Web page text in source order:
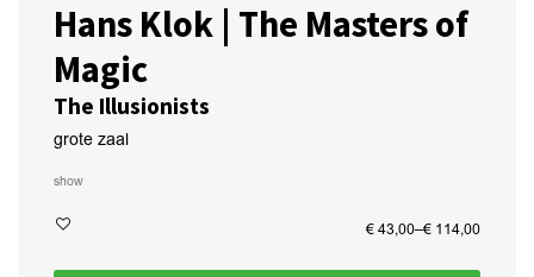
Hans Klok | The Masters of
Magic
The Illusionists
grote zaal
show
€ 43,00–€ 114,00